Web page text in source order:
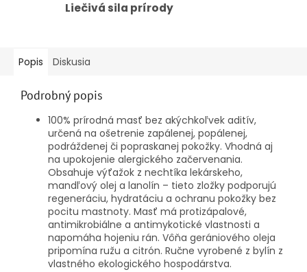
Liečivá sila prírody
Popis Diskusia
Podrobný popis
100% prírodná masť bez akýchkoľvek aditív,
určená na ošetrenie zapálenej, popálenej,
podráždenej či popraskanej pokožky. Vhodná aj
na upokojenie alergického začervenania.
Obsahuje výťažok z nechtíka lekárskeho,
mandľový olej a lanolín – tieto zložky podporujú
regeneráciu, hydratáciu a ochranu pokožky bez
pocitu mastnoty. Masť má protizápalové,
antimikrobiálne a antimykotické vlastnosti a
napomáha hojeniu rán. Vôňa gerániového oleja
pripomína ružu a citrón. Ručne vyrobené z bylín z
vlastného ekologického hospodárstva.